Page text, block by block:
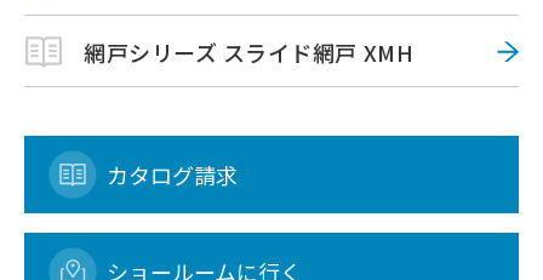
網戸シリーズ スライド網戸 XMH
カタログ請求
ショールームに行く